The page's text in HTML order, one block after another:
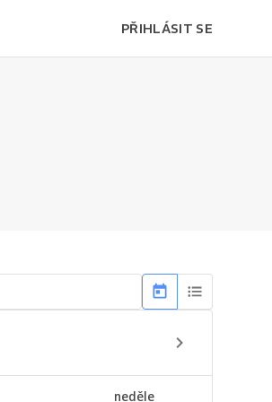
PŘIHLÁSIT SE
neděle